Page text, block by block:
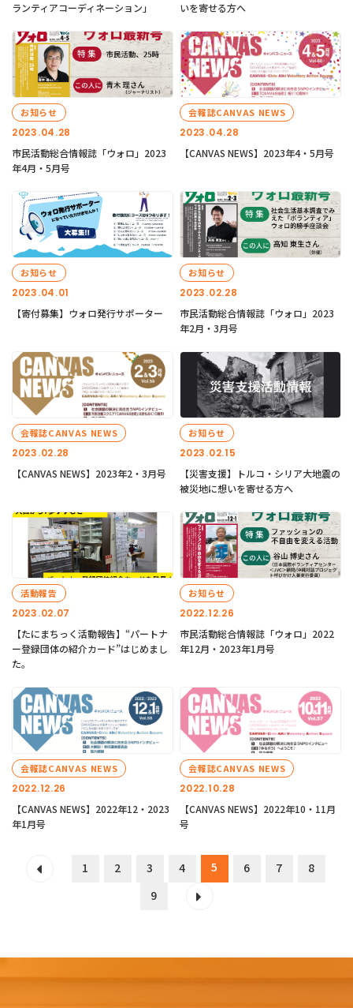
ランティアコーディネーション」
いを寄せる方へ
2023.04.28
お知らせ
市民活動総合情報誌「ウォロ」2023
年4月・5月号
2023.04.28
会報誌CANVAS NEWS
【CANVAS NEWS】2023年4・5月号
2023.04.01
お知らせ
【寄付募集】ウォロ発行サポーター
2023.02.28
お知らせ
市民活動総合情報誌「ウォロ」2023
年2月・3月号
2023.02.28
会報誌CANVAS NEWS
【CANVAS NEWS】2023年2・3月号
2023.02.15
お知らせ
【災害支援】トルコ・シリア大地震の
被災地に想いを寄せる方へ
2023.02.07
活動報告
【たにまちっく活動報告】“パートナ
ー登録団体の紹介カード”はじめまし
た。
2022.12.26
お知らせ
市民活動総合情報誌「ウォロ」2022
年12月・2023年1月号
2022.12.26
会報誌CANVAS NEWS
【CANVAS NEWS】2022年12・2023
年1月号
2022.10.28
会報誌CANVAS NEWS
【CANVAS NEWS】2022年10・11月
号
1 2 3 4 5 6 7
8
9